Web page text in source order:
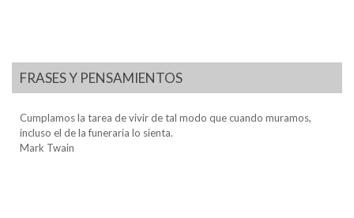
FRASES Y PENSAMIENTOS
Cumplamos la tarea de vivir de tal modo que cuando muramos,
incluso el de la funeraria lo sienta.
Mark Twain